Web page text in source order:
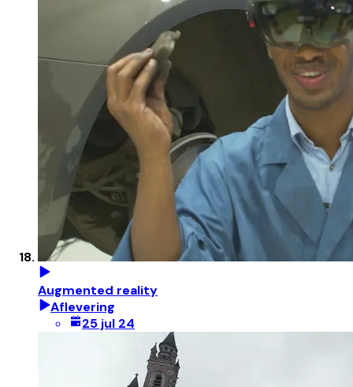
Augmented reality
Aflevering
25 jul 24